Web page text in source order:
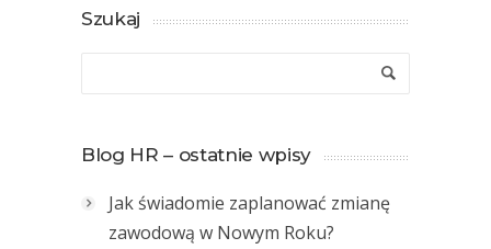
Szukaj
Blog HR – ostatnie wpisy
Jak świadomie zaplanować zmianę
zawodową w Nowym Roku?